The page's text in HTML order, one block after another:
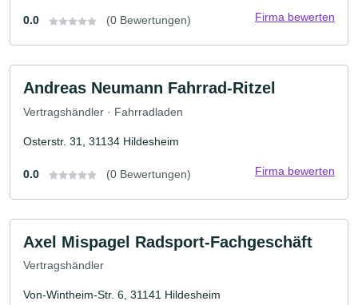
0.0 (0 Bewertungen) Firma bewerten
Andreas Neumann Fahrrad-Ritzel
Vertragshändler · Fahrradladen
Osterstr. 31, 31134 Hildesheim
0.0 (0 Bewertungen) Firma bewerten
Axel Mispagel Radsport-Fachgeschäft
Vertragshändler
Von-Wintheim-Str. 6, 31141 Hildesheim